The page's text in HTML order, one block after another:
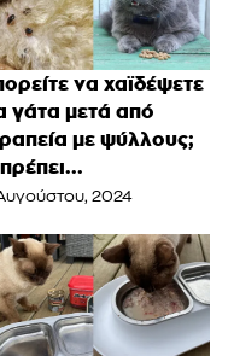
να χαϊδέψετε
γάτα μετά από
με ψύλλους;
2024